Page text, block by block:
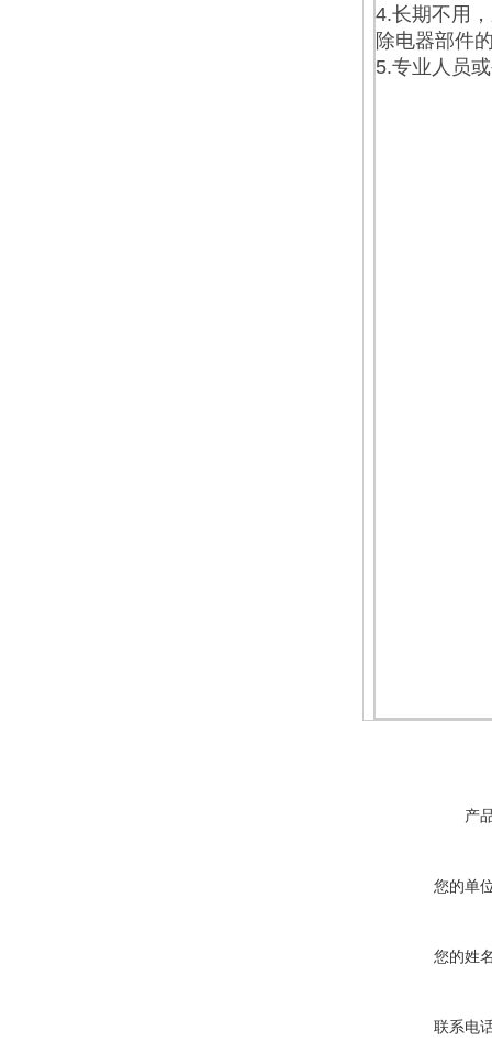
4.长期不用
除电器部件
5.专业人员
产
您的单
您的姓
联系电